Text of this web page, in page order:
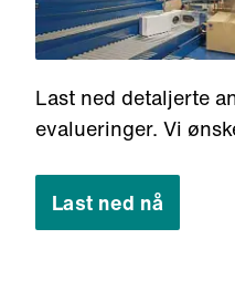
Last ned detaljerte
evalueringer. Vi
Last ned nå